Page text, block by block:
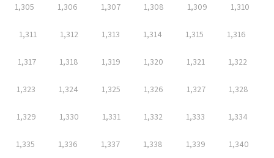
1,305 1,306 1,307 1,308 1,309 1,310
1,311 1,312 1,313 1,314 1,315 1,316
1,317 1,318 1,319 1,320 1,321 1,322
1,323 1,324 1,325 1,326 1,327 1,328
1,329 1,330 1,331 1,332 1,333 1,334
1,335 1,336 1,337 1,338 1,339 1,340